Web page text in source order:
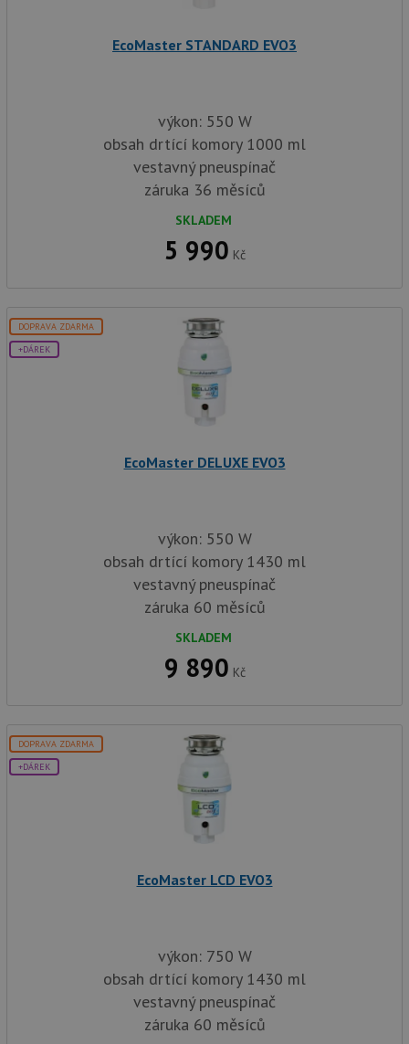
EcoMaster STANDARD EVO3
výkon: 550 W
obsah drtící komory 1000 ml
vestavný pneuspínač
záruka 36 měsíců
SKLADEM
5 990 Kč
DOPRAVA ZDARMA
+DÁREK
EcoMaster DELUXE EVO3
výkon: 550 W
obsah drtící komory 1430 ml
vestavný pneuspínač
záruka 60 měsíců
SKLADEM
9 890 Kč
DOPRAVA ZDARMA
+DÁREK
EcoMaster LCD EVO3
výkon: 750 W
obsah drtící komory 1430 ml
vestavný pneuspínač
záruka 60 měsíců